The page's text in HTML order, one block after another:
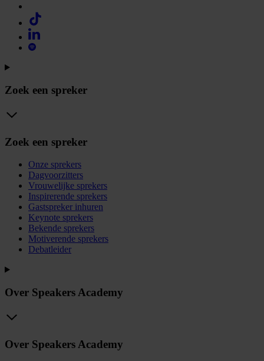
Zoek een spreker
Zoek een spreker
Onze sprekers
Dagvoorzitters
Vrouwelijke sprekers
Inspirerende sprekers
Gastspreker inhuren
Keynote sprekers
Bekende sprekers
Motiverende sprekers
Debatleider
Over Speakers Academy
Over Speakers Academy